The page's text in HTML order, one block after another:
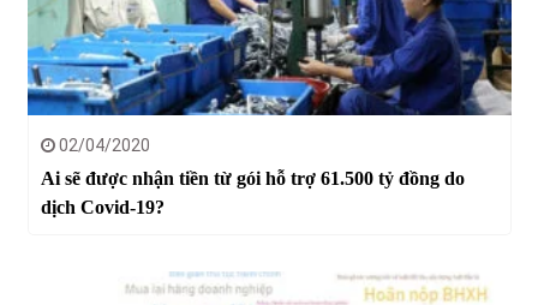
02/04/2020
Ai sẽ được nhận tiền từ gói hỗ trợ 61.500 tỷ đồng do
dịch Covid-19?